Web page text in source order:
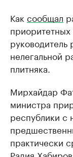
Как сообщал
руководитель
нелегальной
плитняка.
Мирхайдар
министра
республики с
практически